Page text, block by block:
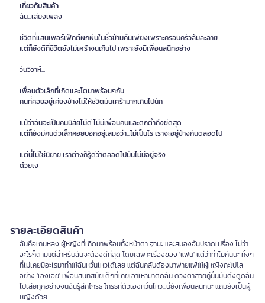
เกี่ยวกับสินค้า
ฉัน...เสียงเพลง
ชีวิตที่แสนเพอร์เฟ็กต์ผกผันในชั่วข้ามคืนเพียงเพราะครอบครัวล้มละลาย
แต่ก็ยังดีที่ชีวิตยังไม่เศร้าจนเกินไป เพราะยังมีเพื่อนสนิทอย่าง
วันวิวาห์...
เพื่อนตัวเล็กที่เกิดและโตมาพร้อมๆกัน
คนที่คอยอยู่เคียงข้างไม่ให้ชีวิตมันเศร้ามากเกินไปนัก
แม้ว่าฉันจะเป็นคนนิสัยไม่ดี ไม่มีเพื่อนคบและตกต่ำถึงขีดสุด
แต่ก็ยังมีคนตัวเล็กคอยบอกอยู่เสมอว่า...ไม่เป็นไร เราจะอยู่ข้างกันตลอดไป
แต่นี่ไม่ใช่นิยาย เราต่างก็รู้ดีว่าตลอดไปมันไม่มีอยู่จริง
ด้วยเง
รายละเอียดสินค้า
ฉันคือเกนหลง ผู้หญิงที่เกิดมาพร้อมทั้งหน้าตา ฐานะ และสมองอันปราดเปรื่อง ไม่ว่า
อะไรก็ตามแต่สำหรับฉันจะต้องดีที่สุด โดยเฉพาะเรื่องของ 'แฟน' แต่ว่าทำไมกันนะ ทั้งๆ
ที่ไม่เคยมีอะไรมาทำให้ฉันหวั่นไหวได้เลย แต่ฉันกลับต้องมาพ่ายแพ้ให้ผู้หญิงกะโปโล
อย่าง 'เอิงเอย' เพื่อนสนิทสมัยเด็กที่เคยเอาเหามาติดฉัน ดวงตาสวยคู่นั้นมันดึงดูดฉัน
ไปเสียทุกอย่างจนฉันรู้สึกโกรธ โกรธที่ตัวเองหวั่นไหว...นี่ยังเพื่อนสนิทนะ แถมยังเป็นผู้
หญิงด้วย